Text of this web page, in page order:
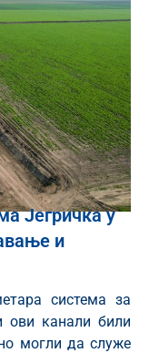
Јегричка у
и
система за
ови канали били
могли да служе